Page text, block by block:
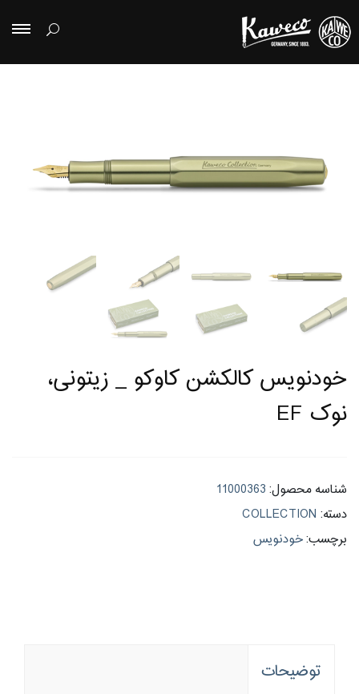
خودنویس کالکشن کاوکو _ زیتونی،
نوک EF
شناسه محصول: 11000363
دسته: COLLECTION
برچسب:خودنویس
توضیحات